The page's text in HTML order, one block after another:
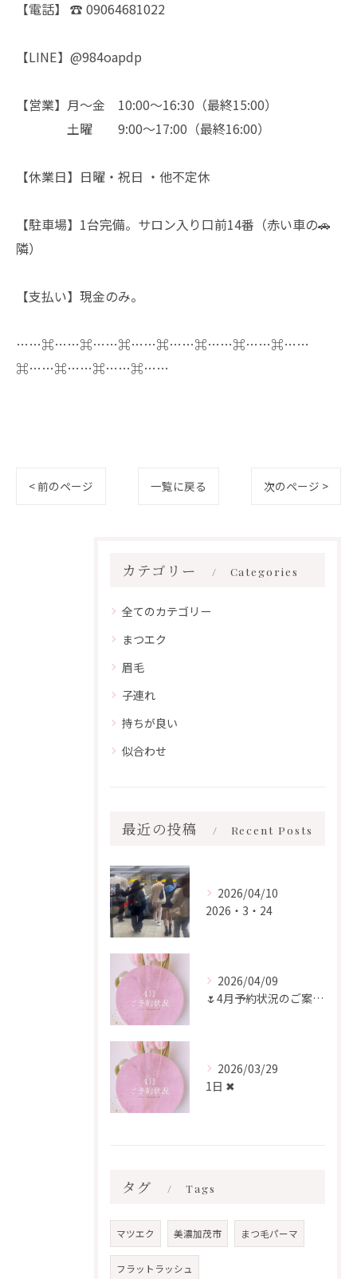
【電話】 ☎︎ 09064681022
【LINE】@984oapdp
【営業】月〜金 10:00〜16:30（最終15:00）
土曜 9:00〜17:00（最終16:00）
【休業日】日曜・祝日 ・他不定休
【駐車場】1台完備。サロン入り口前14番（赤い車の🚗
隣）
【支払い】現金のみ。
……⌘……⌘……⌘……⌘……⌘……⌘……⌘……
⌘……⌘……⌘……⌘……
< 前のページ 一覧に戻る 次のページ >
カテゴリー Categories
全てのカテゴリー
まつエク
眉毛
子連れ
持ちが良い
似合わせ
最近の投稿 Recent Posts
2026/04/10
2026・3・24
2026/04/09
🌷4月予約状況のご案内🌷
2026/03/29
1日 ✖︎
タグ Tags
マツエク 美濃加茂市 まつ毛パーマ
フラットラッシュ